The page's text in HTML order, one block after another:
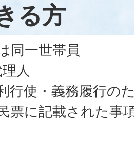
る方
同一世帯員
人
行使・義務履行の
票に記載された事